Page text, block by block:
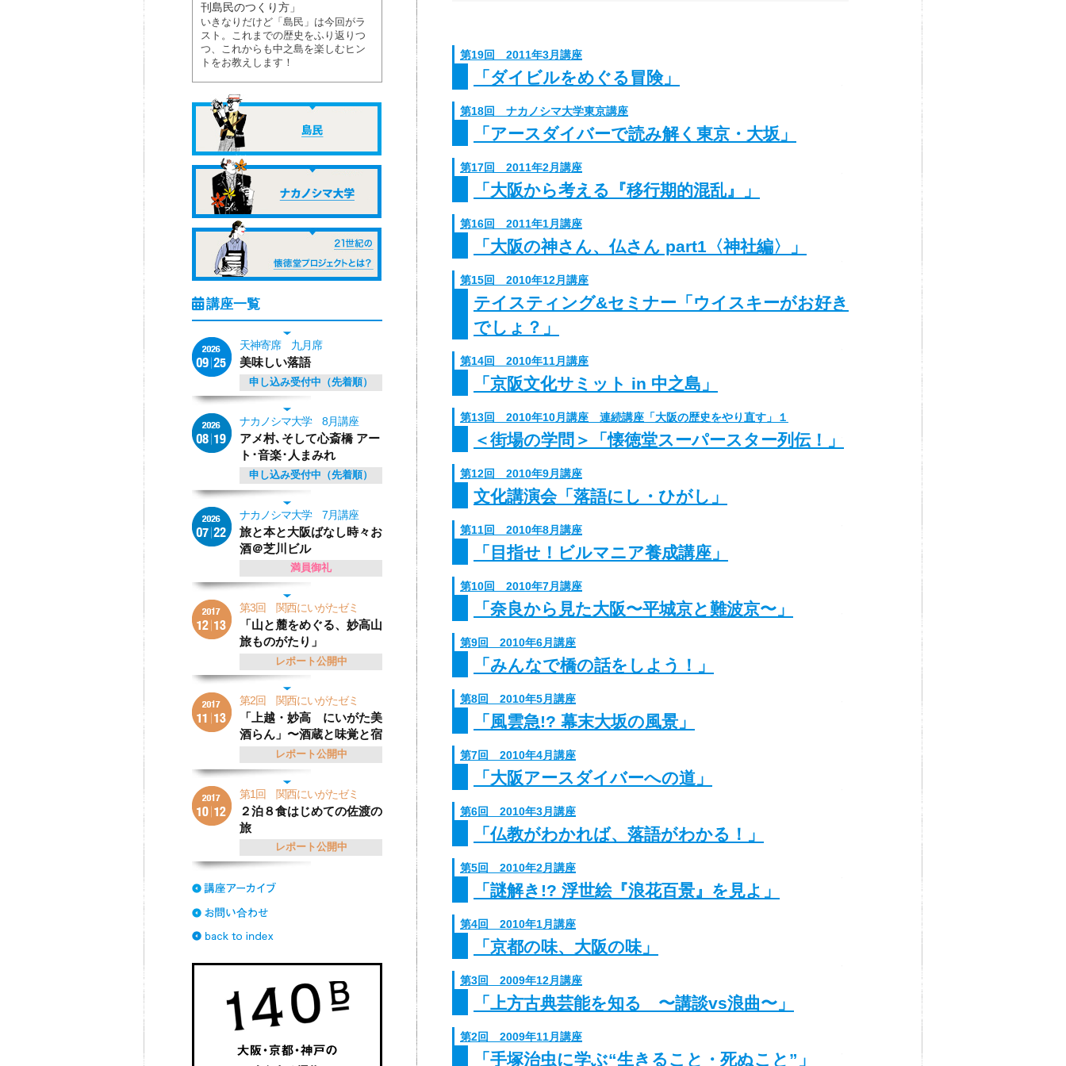
第19回 2011年3月講座
「ダイビルをめぐる冒険」
第18回 ナカノシマ大学東京講座
「アースダイバーで読み解く東京・大坂」
第17回 2011年2月講座
「大阪から考える『移行期的混乱』」
第16回 2011年1月講座
「大阪の神さん、仏さん part1〈神社編〉」
第15回 2010年12月講座
テイスティング&セミナー「ウイスキーがお好き
でしょ？」
第14回 2010年11月講座
「京阪文化サミット in 中之島」
第13回 2010年10月講座 連続講座「大阪の歴史をやり直す」１
＜街場の学問＞「懐徳堂スーパースター列伝！」
第12回 2010年9月講座
文化講演会「落語にし・ひがし」
第11回 2010年8月講座
「目指せ！ビルマニア養成講座」
第10回 2010年7月講座
「奈良から見た大阪〜平城京と難波京〜」
第9回 2010年6月講座
「みんなで橋の話をしよう！」
第8回 2010年5月講座
「風雲急!? 幕末大坂の風景」
第7回 2010年4月講座
「大阪アースダイバーへの道」
第6回 2010年3月講座
「仏教がわかれば、落語がわかる！」
第5回 2010年2月講座
「謎解き!? 浮世絵『浪花百景』を見よ」
第4回 2010年1月講座
「京都の味、大阪の味」
第3回 2009年12月講座
「上方古典芸能を知る 〜講談vs浪曲〜」
第2回 2009年11月講座
「手塚治虫に学ぶ“生きること・死ぬこと”」
刊島民のつくり方」
いきなりだけど「島民」は今回がラ
スト。これまでの歴史をふり返りつ
つ、これからも中之島を楽しむヒン
トをお教えします！
天神寄席 九月席
美味しい落語
申し込み受付中（先着順）
ナカノシマ大学 8月講座
アメ村､そして心斎橋 アー
ト･音楽･人まみれ
申し込み受付中（先着順）
ナカノシマ大学 7月講座
旅と本と大阪ばなし時々お
酒＠芝川ビル
満員御礼
第3回 関西にいがたゼミ
「山と麓をめぐる、妙高山
旅ものがたり」
レポート公開中
第2回 関西にいがたゼミ
「上越・妙高 にいがた美
酒らん」〜酒蔵と味覚と宿
レポート公開中
第1回 関西にいがたゼミ
２泊８食はじめての佐渡の
旅
レポート公開中